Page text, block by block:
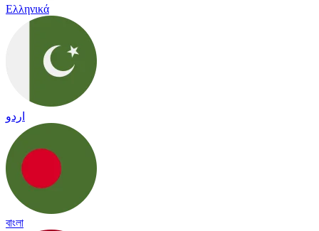
Ελληνικά
اردو
বাংলা